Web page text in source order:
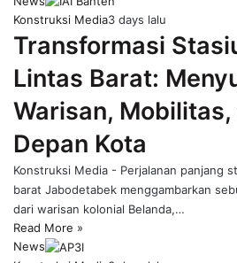
Konstruksi Media3 days lalu
Transformasi
Lintas Barat:
Warisan, Mobilitas,
Depan Kota
Konstruksi Media - Perjalanan panjang
barat Jabodetabek menggambarkan
dari warisan kolonial Belanda,…
Read More »
News